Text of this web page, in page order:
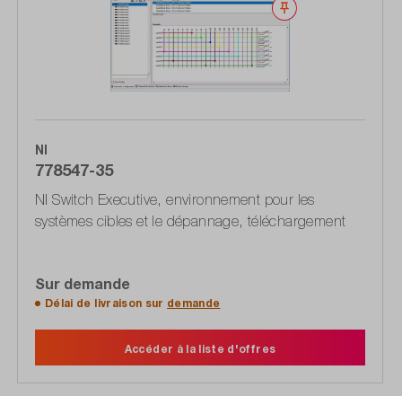
Noter
NI
778547-35
NI Switch Executive, environnement pour les
systèmes cibles et le dépannage, téléchargement
Sur demande
Délai de livraison sur demande
Accéder à la liste d'offres